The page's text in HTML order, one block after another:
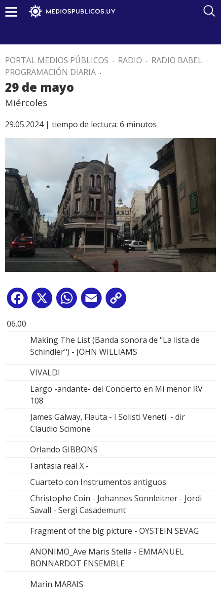
PORTAL MEDIOS PÚBLICOS . RADIO . RADIO BABEL .
PROGRAMACIÓN DIARIA .
29 de mayo
Miércoles
29.05.2024 | tiempo de lectura: 6 minutos
Facebook
X WhatsApp
Email
06.00
Making The List (Banda sonora de "La lista de
Schindler") - JOHN WILLIAMS
VIVALDI
Largo -andante- del Concierto en Mi menor RV
108
James Galway, Flauta - I Solisti Veneti - dir
Claudio Scimone
Orlando GIBBONS
Fantasia real X -
Cuarteto con Instrumentos antiguos:
Christophe Coin - Johannes Sonnleitner - Jordi
Savall - Sergi Casademunt
Fragment of the big picture - OYSTEIN SEVAG
ANONIMO_Ave Maris Stella - EMMANUEL
BONNARDOT ENSEMBLE
Marin MARAIS